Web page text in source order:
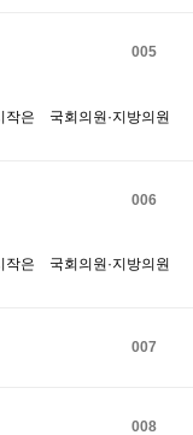
005
작은 국회의원·지방의원
006
작은 국회의원·지방의원
007
008